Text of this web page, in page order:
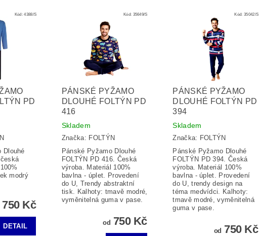
Kód:4388/S
PD
Dlouhé
modrý
750 Kč
DETAIL
Kód: 35649/S
PÁNSKÉ PYŽAMO
DLOUHÉ FOLTÝN PD
416
Skladem
Značka: FOLTÝN
Pánské Pyžamo Dlouhé
FOLTÝN PD 416. Česká
výroba. Materiál 100%
bavlna - úplet. Provedení
do U, Trendy abstraktní
tisk. Kalhoty: tmavě modré,
vyměnitelná guma v pase.
od 750 Kč
Kód: 35042/S
PÁNSKÉ PYŽAMO
DLOUHÉ FOLTÝN PD
394
Skladem
Značka: FOLTÝN
Pánské Pyžamo Dlouhé
FOLTÝN PD 394. Česká
výroba. Materiál 100%
bavlna - úplet. Provedení
do U, trendy design na
téma medvídci. Kalhoty:
tmavě modré, vyměnitelná
guma v pase.
od 750 Kč